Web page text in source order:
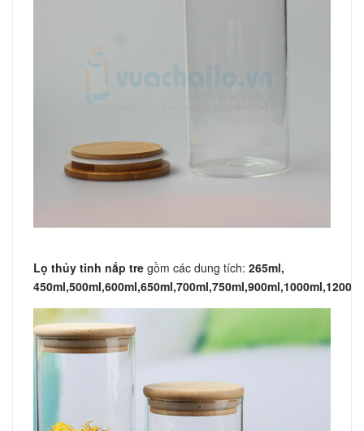
Lọ thủy tinh nắp tre gồm các dung tích: 265ml,